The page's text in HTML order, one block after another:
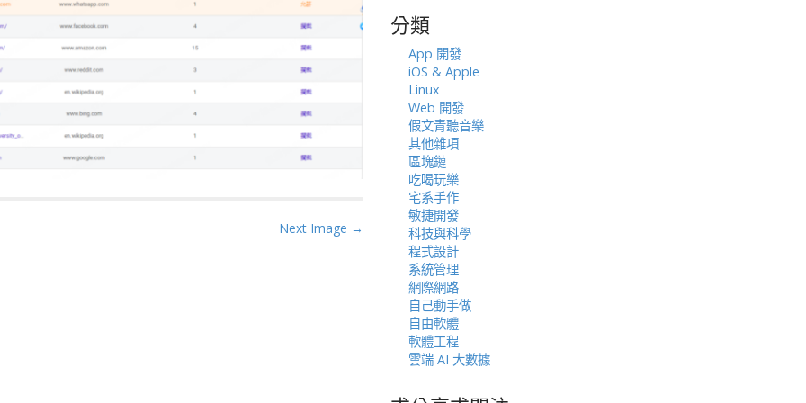
Next Image →
字:
分類
App 開發
iOS & Apple
Linux
Web 開發
假文青聽音樂
其他雜項
區塊鏈
吃喝玩樂
宅系手作
敏捷開發
科技與科學
程式設計
系統管理
網際網路
自己動手做
自由軟體
軟體工程
雲端 AI 大數據